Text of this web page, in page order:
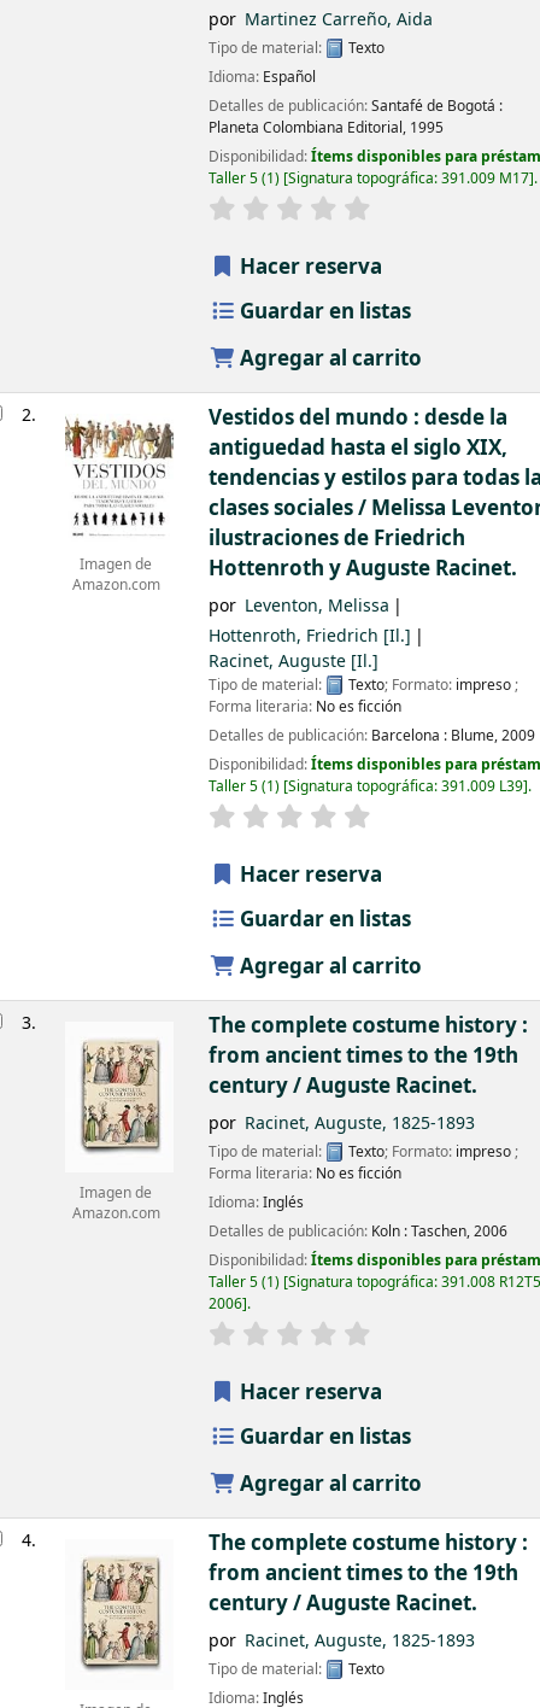
por Martinez Carreño, Aida
Tipo de material:
Texto
Idioma: Español
Detalles de publicación:Santafé de Bogotá :
Planeta Colombiana Editorial, 1995
Disponibilidad:Ítems disponibles para
Taller 5(1) Signatura topográfica:391.009 M17 .
Hacer reserva
Guardar en listas
Agregar al carrito
2.
Imagen de
Amazon.com
Vestidos del mundo : desde la
antiguedad hasta el siglo XIX,
tendencias y estilos para todas
clases sociales / Melissa
ilustraciones de Friedrich
Hottenroth y Auguste Racinet.
por Leventon, Melissa
Hottenroth, Friedrich [Il.]
Racinet, Auguste[Il.]
Tipo de material: Texto; Formato: impreso ;
Forma literaria: No es ficción
Detalles de publicación: Barcelona : Blume,2009
Disponibilidad:Ítems disponibles para
Taller 5(1) Signatura topográfica:391.009 L39 .
Hacer reserva
Guardar en listas
Agregar al carrito
3.
Imagen de
Amazon.com
The complete costume history :
from ancient times to the 19th
century /Auguste Racinet.
por Racinet, Auguste, 1825-1893
Tipo de material: Texto; Formato: impreso ;
Forma literaria: No es ficción
Idioma:Inglés
Detalles de publicación: Koln :Taschen,2006
Disponibilidad:Ítems disponibles para
Taller 5(1) Signatura topográfica:391.008 R12T5
2006 .
Hacer reserva
Guardar en listas
Agregar al carrito
4.
The complete costume history :
from ancient times to the 19th
century /Auguste Racinet.
por Racinet, Auguste, 1825-1893
Tipo de material:
Texto
Idioma:Inglés